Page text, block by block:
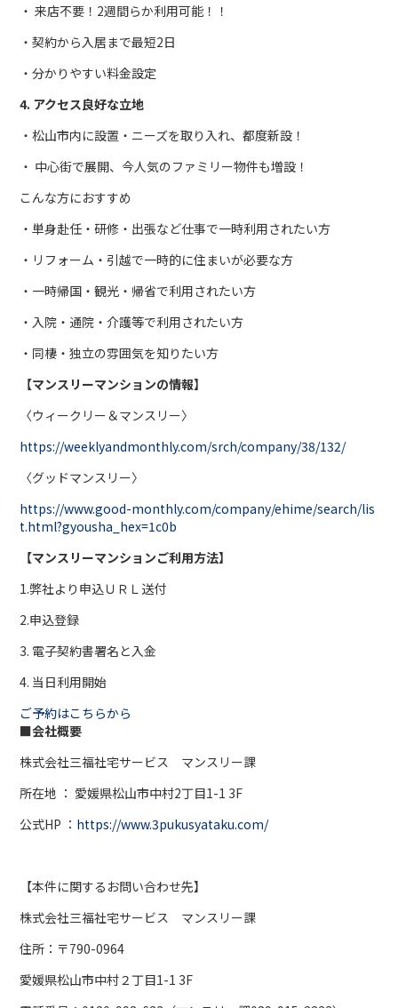
・ 来店不要！2週間らか利用可能！！
・契約から入居まで最短2日
・分かりやすい料金設定
4. アクセス良好な立地
・松山市内に設置・ニーズを取り入れ、都度新設！
・ 中心街で展開、今人気のファミリー物件も増設！
こんな方におすすめ
・単身赴任・研修・出張など仕事で一時利用されたい方
・リフォーム・引越で一時的に住まいが必要な方
・一時帰国・観光・帰省で利用されたい方
・入院・通院・介護等で利用されたい方
・同棲・独立の雰囲気を知りたい方
【マンスリーマンションの情報】
〈ウィークリー＆マンスリー〉
https://weeklyandmonthly.com/srch/company/38/132/
〈グッドマンスリー〉
https://www.good-monthly.com/company/ehime/search/lis
t.html?gyousha_hex=1c0b
【マンスリーマンションご利用方法】
1.弊社より申込ＵＲＬ送付
2.申込登録
3. 電子契約書署名と入金
4. 当日利用開始
ご予約はこちらから
■会社概要
株式会社三福社宅サービス マンスリー課
所在地 ： 愛媛県松山市中村2丁目1-1 3F
公式HP ： https://www.3pukusyataku.com/
【本件に関するお問い合わせ先】
株式会社三福社宅サービス マンスリー課
住所：〒790-0964
愛媛県松山市中村２丁目1-1 3F